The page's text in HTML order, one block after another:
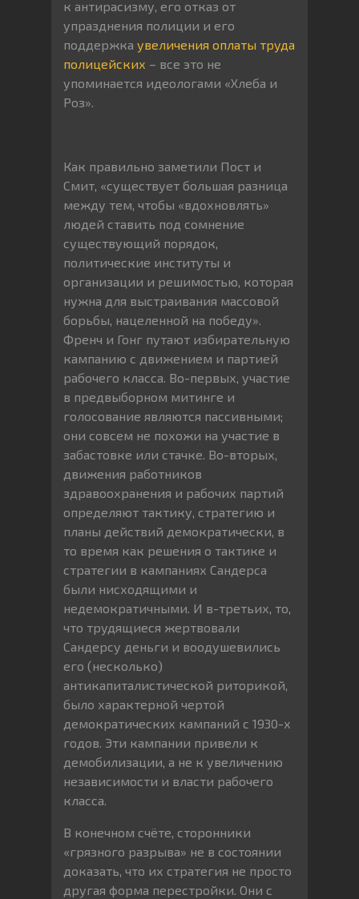
к антирасизму, его отказ от
упразднения полиции и его
поддержка увеличения оплаты труда
полицейских – все это не
упоминается идеологами «Хлеба и
Роз».
Как правильно заметили Пост и
Смит, «существует большая разница
между тем, чтобы «вдохновлять»
людей ставить под сомнение
существующий порядок,
политические институты и
организации и решимостью, которая
нужна для выстраивания массовой
борьбы, нацеленной на победу».
Френч и Гонг путают избирательную
кампанию с движением и партией
рабочего класса. Во-первых, участие
в предвыборном митинге и
голосование являются пассивными;
они совсем не похожи на участие в
забастовке или стачке. Во-вторых,
движения работников
здравоохранения и рабочих партий
определяют тактику, стратегию и
планы действий демократически, в
то время как решения о тактике и
стратегии в кампаниях Сандерса
были нисходящими и
недемократичными. И в-третьих, то,
что трудящиеся жертвовали
Сандерсу деньги и воодушевились
его (несколько)
антикапиталистической риторикой,
было характерной чертой
демократических кампаний с 1930-х
годов. Эти кампании привели к
демобилизации, а не к увеличению
независимости и власти рабочего
класса.
В конечном счёте, сторонники
«грязного разрыва» не в состоянии
доказать, что их стратегия не просто
другая форма перестройки. Они с